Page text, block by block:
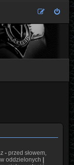
-przed słowem,
oddzielonych